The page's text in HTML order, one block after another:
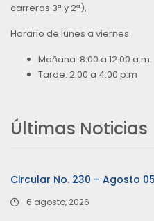
carreras 3ª y 2ª),
Horario de lunes a viernes
Mañana: 8:00 a 12:00 a.m.
Tarde: 2:00 a 4:00 p.m
Últimas Noticias
Circular No. 230 – Agosto
6 agosto, 2026